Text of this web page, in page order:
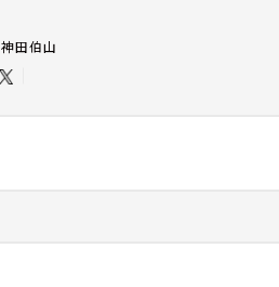
神田伯山